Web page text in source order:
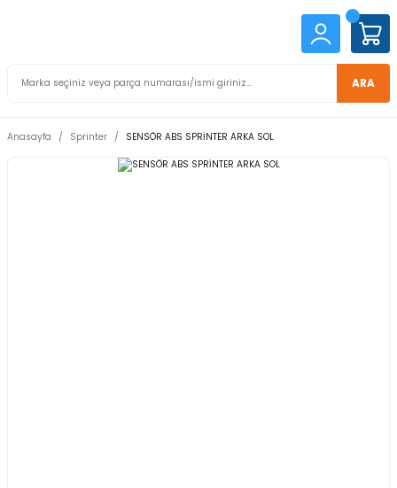
ARA
Anasayfa Sprinter SENSÖR ABS SPRİNTER ARKA SOL